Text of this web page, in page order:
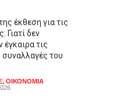
έκθεση για τις
Γιατί δεν
τις
του
, ΟΙΚΟΝΟΜΙΑ